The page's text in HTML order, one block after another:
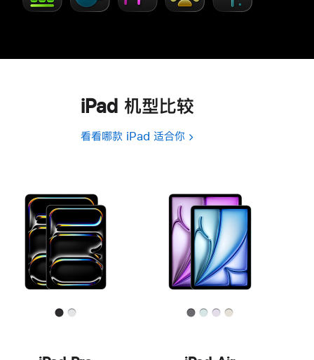
iPad 机型比较
看看哪款 iPad 适合你